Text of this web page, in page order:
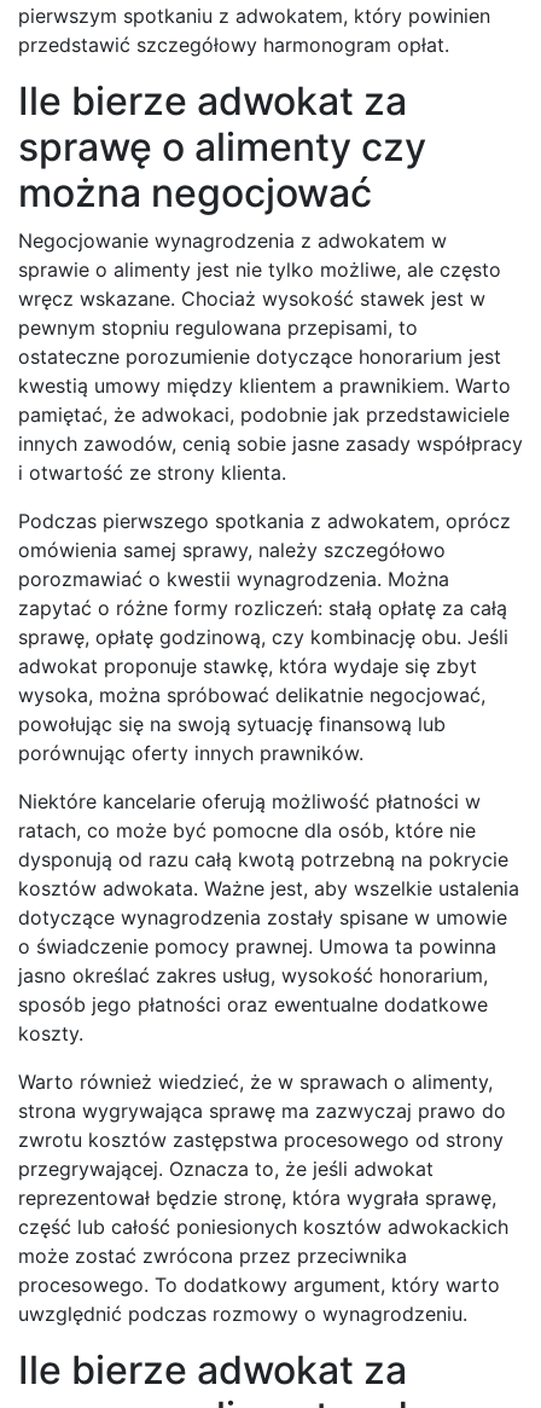
pierwszym spotkaniu z adwokatem, który powinien
przedstawić szczegółowy harmonogram opłat.
Ile bierze adwokat za
sprawę o alimenty czy
można negocjować
Negocjowanie wynagrodzenia z adwokatem w
sprawie o alimenty jest nie tylko możliwe, ale często
wręcz wskazane. Chociaż wysokość stawek jest w
pewnym stopniu regulowana przepisami, to
ostateczne porozumienie dotyczące honorarium jest
kwestią umowy między klientem a prawnikiem. Warto
pamiętać, że adwokaci, podobnie jak przedstawiciele
innych zawodów, cenią sobie jasne zasady współpracy
i otwartość ze strony klienta.
Podczas pierwszego spotkania z adwokatem, oprócz
omówienia samej sprawy, należy szczegółowo
porozmawiać o kwestii wynagrodzenia. Można
zapytać o różne formy rozliczeń: stałą opłatę za całą
sprawę, opłatę godzinową, czy kombinację obu. Jeśli
adwokat proponuje stawkę, która wydaje się zbyt
wysoka, można spróbować delikatnie negocjować,
powołując się na swoją sytuację finansową lub
porównując oferty innych prawników.
Niektóre kancelarie oferują możliwość płatności w
ratach, co może być pomocne dla osób, które nie
dysponują od razu całą kwotą potrzebną na pokrycie
kosztów adwokata. Ważne jest, aby wszelkie ustalenia
dotyczące wynagrodzenia zostały spisane w umowie
o świadczenie pomocy prawnej. Umowa ta powinna
jasno określać zakres usług, wysokość honorarium,
sposób jego płatności oraz ewentualne dodatkowe
koszty.
Warto również wiedzieć, że w sprawach o alimenty,
strona wygrywająca sprawę ma zazwyczaj prawo do
zwrotu kosztów zastępstwa procesowego od strony
przegrywającej. Oznacza to, że jeśli adwokat
reprezentował będzie stronę, która wygrała sprawę,
część lub całość poniesionych kosztów adwokackich
może zostać zwrócona przez przeciwnika
procesowego. To dodatkowy argument, który warto
uwzględnić podczas rozmowy o wynagrodzeniu.
Ile bierze adwokat za